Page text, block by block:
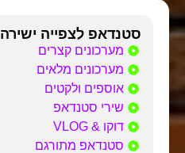
סטנדאפ לצפייה ישירה
מערכונים קצרים
מערכונים מלאים
אוספים ולקטים
שירי סטנדאפ
דוקו & VLOG
סטנדאפ מתורגם